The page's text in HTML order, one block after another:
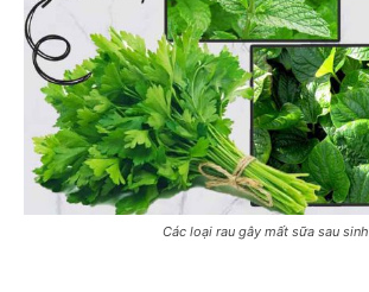
Các loại rau gây mất sữa sau sinh